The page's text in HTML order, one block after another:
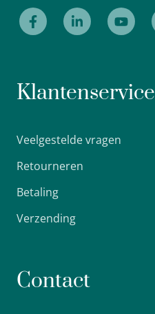
Klantenservice
Veelgestelde vragen
Retourneren
Betaling
Verzending
Contact